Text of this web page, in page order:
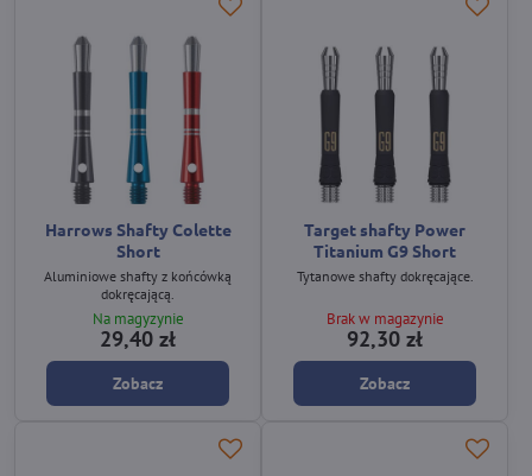
Harrows Shafty Colette
Short
Aluminiowe shafty z końcówką
dokręcającą.
Na magyzynie
29,40 zł
Zobacz
Target shafty Power
Titanium G9 Short
Tytanowe shafty dokręcające.
Brak w magazynie
92,30 zł
Zobacz